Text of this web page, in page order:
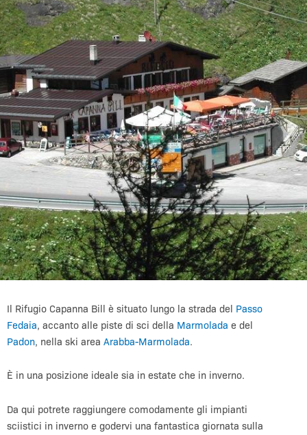
Il Rifugio Capanna Bill è situato lungo la strada del Passo
Fedaia, accanto alle piste di sci della Marmolada e del
Padon, nella ski area Arabba-Marmolada.
È in una posizione ideale sia in estate che in inverno.
Da qui potrete raggiungere comodamente gli impianti
sciistici in inverno e godervi una fantastica giornata sulla